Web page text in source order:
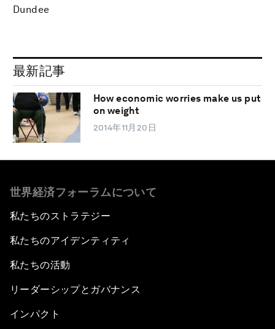
Dundee
最新記事
How economic worries make us put
on weight
2014年11月20日
世界経済フォーラムについて
私たちのストラテジー
私たちのアイデンティティ
私たちの活動
リーダーシップとガバナンス
インパクト